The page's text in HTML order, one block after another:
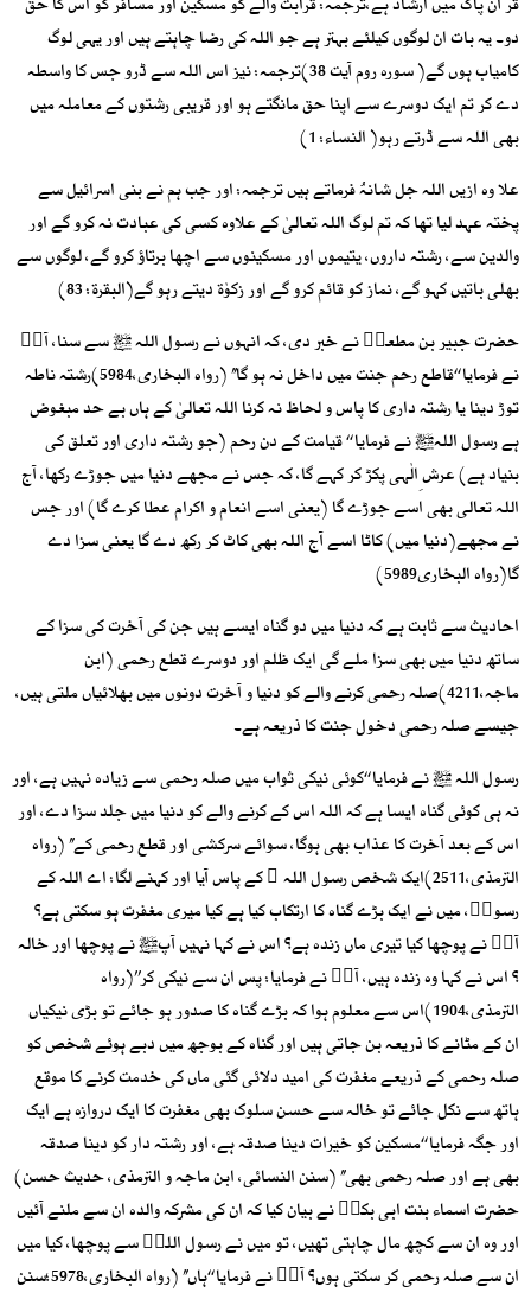
دو۔ یہ بات ان لوگوں کیلئے بہتر ہے جو اللہ کی رضا چاہتے ہیں اور یہی لوگ
کامیاب ہوں گے( سورہ روم آیت 38)ترجمہ: نیز اس اللہ سے ڈرو جس کا واسطہ
دے کر تم ایک دوسرے سے اپنا حق مانگتے ہو اور قریبی رشتوں کے معاملہ میں
بھی اللہ سے ڈرتے رہو( النساء: 1)
علا وہ ازیں اللہ جل شانہُ فرماتے ہیں ترجمہ: اور جب ہم نے بنی اسرائیل سے
پختہ عہد لیا تھا کہ تم لوگ اللہ تعالیٰ کے علاوہ کسی کی عبادت نہ کرو گے اور
والدین سے، رشتہ داروں، یتیموں اور مسکینوں سے اچھا برتاؤ کرو گے، لوگوں سے
بھلی باتیں کہو گے، نماز کو قائم کرو گے اور زکوٰۃ دیتے رہو گے(البقرۃ: 83)
حضرت جبیر بن مطعمؓ نے خبر دی، کہ انہوں نے رسول اللہ ﷺ سے سنا، آپؐ
نے فرمایا ‘‘قاطع رحم جنت میں داخل نہ ہو گا’’ (رواہ البخاری،5984)رشتہ ناطہ
توڑ دینا یا رشتہ داری کا پاس و لحاظ نہ کرنا اللہ تعالیٰ کے ہاں بے حد مبغوض
ہے رسول اللہﷺ نے فرمایا ‘‘ قیامت کے دن رحم (جو رشتہ داری اور تعلق کی
بنیاد ہے) عرش ِالٰہی پکڑ کر کہے گا، کہ جس نے مجھے دنیا میں جوڑے رکھا، آج
اللہ تعالی بھی اسے جوڑے گا (یعنی اسے انعام و اکرام عطا کرے گا) اور جس
نے مجھے(دنیا میں) کاٹا اسے آج اللہ بھی کاٹ کر رکھ دے گا یعنی سزا دے
گا(رواہ البخاری5989)
احادیث سے ثابت ہے کہ دنیا میں دو گناہ ایسے ہیں جن کی آخرت کی سزا کے
ساتھ دنیا میں بھی سزا ملے گی ایک ظلم اور دوسرے قطع رحمی (ابن
ماجہ،4211)صلہ رحمی کرنے والے کو دنیا و آخرت دونوں میں بھلائیاں ملتی ہیں،
جیسے صلہ رحمی دخول جنت کا ذریعہ ہے۔
رسول اللہ ﷺ نے فرمایا ‘‘کوئی نیکی ثواب میں صلہ رحمی سے زیادہ نہیں ہے، اور
نہ ہی کوئی گناہ ایسا ہے کہ اللہ اس کے کرنے والے کو دنیا میں جلد سزا دے، اور
اس کے بعد آخرت کا عذاب بھی ہوگا، سوائے سرکشی اور قطع رحمی کے’’ (رواہ
الترمذی،2511)ایک شخص رسول اللہ ؐ کے پاس آیا اور کہنے لگا: اے اللہ کے
رسولؐ، میں نے ایک بڑے گناہ کا ارتکاب کیا ہے کیا میری مغفرت ہو سکتی ہے؟
آپؐ نے پوچھا کیا تیری ماں زندہ ہے؟ اس نے کہا نہیں آپﷺ نے پوچھا اور خالہ
؟ اس نے کہا وہ زندہ ہیں، آپؐ نے فرمایا: پس ان سے نیکی کر’’(رواہ
الترمذی،1904)اس سے معلوم ہوا کہ بڑے گناہ کا صدور ہو جائے تو بڑی نیکیاں
ان کے مٹانے کا ذریعہ بن جاتی ہیں اور گناہ کے بوجھ میں دبے ہوئے شخص کو
صلہ رحمی کے ذریعے مغفرت کی امید دلائی گئی ماں کی خدمت کرنے کا موقع
ہاتھ سے نکل جائے تو خالہ سے حسن سلوک بھی مغفرت کا ایک دروازہ ہے ایک
اور جگہ فرمایا ‘‘مسکین کو خیرات دینا صدقہ ہے، اور رشتہ دار کو دینا صدقہ
بھی ہے اور صلہ رحمی بھی’’ (سنن النسائی، ابن ماجہ و الترمذی، حدیث حسن)
حضرت اسماء بنت ابی بکرؓ نے بیان کیا کہ ان کی مشرکہ والدہ ان سے ملنے آئیں
اور وہ ان سے کچھ مال چاہتی تھیں، تو میں نے رسول اللہؐ سے پوچھا، کیا میں
ان سے صلہ رحمی کر سکتی ہوں؟ آپؐ نے فرمایا ‘‘ہاں’’ (رواہ البخاری،5978؛سنن